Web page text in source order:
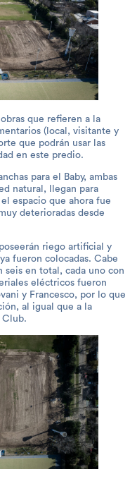
que refieren a la
(local, visitante y
que podrán usar las
en este predio.
para el Baby, ambas
natural, llegan para
espacio que ahora fue
deterioradas desde
riego artificial y
fueron colocadas. Cabe
seis en total, cada uno con
eléctricos fueron
y Francesco, por lo que
al igual que a la
Club.